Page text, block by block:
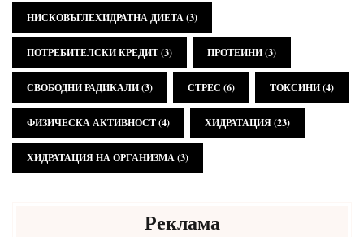
НИСКОВЪГЛЕХИДРАТНА ДИЕТА(3)
ПОТРЕБИТЕЛСКИ КРЕДИТ(3) ПРОТЕИНИ(3)
СВОБОДНИ РАДИКАЛИ(3) СТРЕС (6) ТОКСИНИ(4)
ФИЗИЧЕСКА АКТИВНОСТ(4) ХИДРАТАЦИЯ(23)
ХИДРАТАЦИЯ НА ОРГАНИЗМА(3)
Реклама